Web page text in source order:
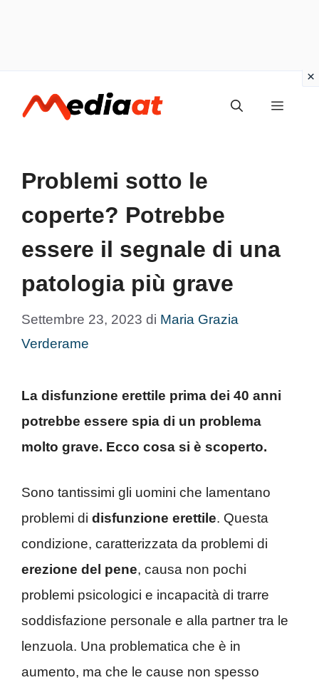
MENU
Problemi sotto le
coperte? Potrebbe
essere il segnale di una
patologia più grave
Settembre 23, 2023 di Maria Grazia
Verderame
La disfunzione erettile prima dei 40 anni
potrebbe essere spia di un problema
molto grave. Ecco cosa si è scoperto.
Sono tantissimi gli uomini che lamentano
problemi di disfunzione erettile. Questa
condizione, caratterizzata da problemi di
erezione del pene, causa non pochi
problemi psicologici e incapacità di trarre
soddisfazione personale e alla partner tra le
lenzuola. Una problematica che è in
aumento, ma che le cause non spesso